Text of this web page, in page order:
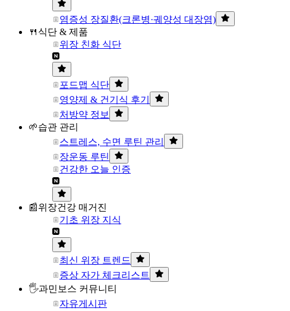
염증성 장질환(크론병·궤양성 대장염)
🍴식단 & 제품
위장 친화 식단
포드맵 식단
영양제 & 건기식 후기
처방약 정보
🌱습관 관리
스트레스, 수면 루틴 관리
장운동 루틴
건강한 오늘 인증
📰위장건강 매거진
기초 위장 지식
최신 위장 트렌드
증상 자가 체크리스트
🖐과민보스 커뮤니티
자유게시판